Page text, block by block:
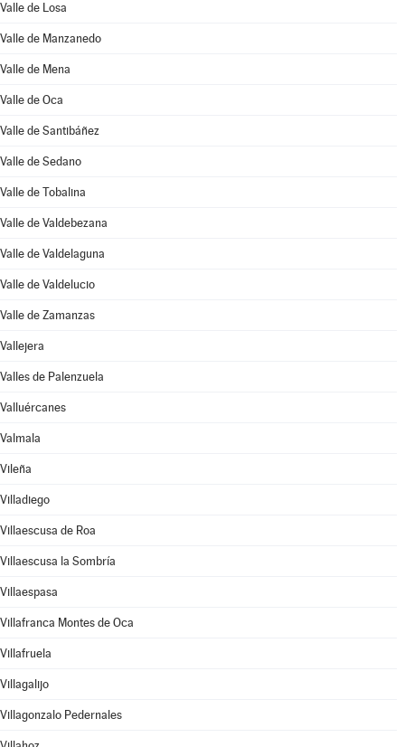
Valle de Losa
Valle de Manzanedo
Valle de Mena
Valle de Oca
Valle de Santibáñez
Valle de Sedano
Valle de Tobalina
Valle de Valdebezana
Valle de Valdelaguna
Valle de Valdelucio
Valle de Zamanzas
Vallejera
Valles de Palenzuela
Valluércanes
Valmala
Vileña
Villadiego
Villaescusa de Roa
Villaescusa la Sombría
Villaespasa
Villafranca Montes de Oca
Villafruela
Villagalijo
Villagonzalo Pedernales